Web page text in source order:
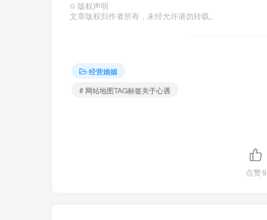
© 版权声明
文章版权归作者所有，未经允许请勿转载。
经营婚姻
# 网站地图TAG标签关于心遇
点赞9